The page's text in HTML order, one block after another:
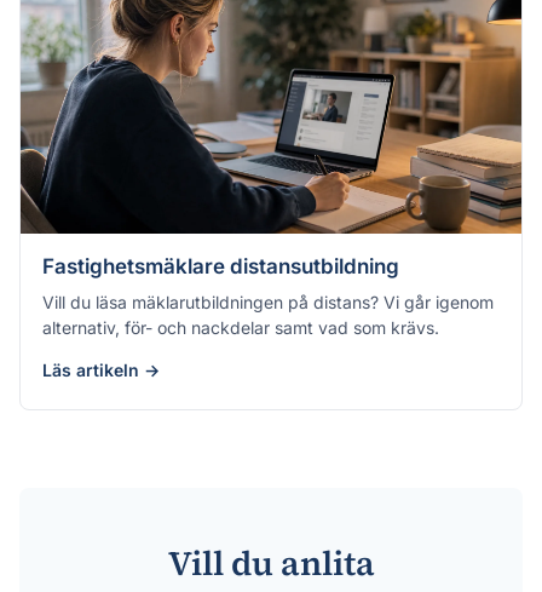
Fastighetsmäklare distansutbildning
Vill du läsa mäklarutbildningen på distans? Vi går igenom
alternativ, för- och nackdelar samt vad som krävs.
Läs artikeln →
Vill du anlita